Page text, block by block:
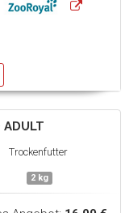
ADULT
Trockenfutter
2 kg